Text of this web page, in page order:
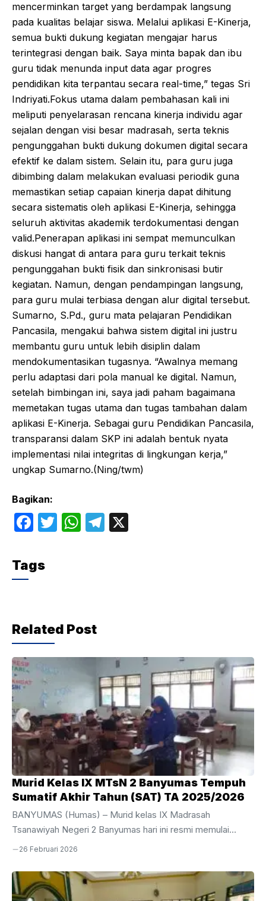
mencerminkan target yang berdampak langsung
pada kualitas belajar siswa. Melalui aplikasi E-Kinerja,
semua bukti dukung kegiatan mengajar harus
terintegrasi dengan baik. Saya minta bapak dan ibu
guru tidak menunda input data agar progres
pendidikan kita terpantau secara real-time,” tegas Sri
Indriyati.Fokus utama dalam pembahasan kali ini
meliputi penyelarasan rencana kinerja individu agar
sejalan dengan visi besar madrasah, serta teknis
pengunggahan bukti dukung dokumen digital secara
efektif ke dalam sistem. Selain itu, para guru juga
dibimbing dalam melakukan evaluasi periodik guna
memastikan setiap capaian kinerja dapat dihitung
secara sistematis oleh aplikasi E-Kinerja, sehingga
seluruh aktivitas akademik terdokumentasi dengan
valid.Penerapan aplikasi ini sempat memunculkan
diskusi hangat di antara para guru terkait teknis
pengunggahan bukti fisik dan sinkronisasi butir
kegiatan. Namun, dengan pendampingan langsung,
para guru mulai terbiasa dengan alur digital tersebut.
Sumarno, S.Pd., guru mata pelajaran Pendidikan
Pancasila, mengakui bahwa sistem digital ini justru
membantu guru untuk lebih disiplin dalam
mendokumentasikan tugasnya. “Awalnya memang
perlu adaptasi dari pola manual ke digital. Namun,
setelah bimbingan ini, saya jadi paham bagaimana
memetakan tugas utama dan tugas tambahan dalam
aplikasi E-Kinerja. Sebagai guru Pendidikan Pancasila,
transparansi dalam SKP ini adalah bentuk nyata
implementasi nilai integritas di lingkungan kerja,”
ungkap Sumarno.(Ning/twm)
Bagikan:
F
c
e
o
k
T
W
p
T
Tags
Related Post
Murid Kelas IX MTsN 2 Banyumas Tempuh
Sumatif Akhir Tahun (SAT) TA 2025/2026
BANYUMAS (Humas) – Murid kelas IX Madrasah
Tsanawiyah Negeri 2 Banyumas hari ini resmi memulai
perjuangan mereka dalam pelaksanaan Sumatif Akhir Tahun
siswa tingkat akhir ini dijadwalkan berlangsung selama
sepekan, mulai dari Kamis, 26 Februari hingga Jumat, 6
26 Februari 2026